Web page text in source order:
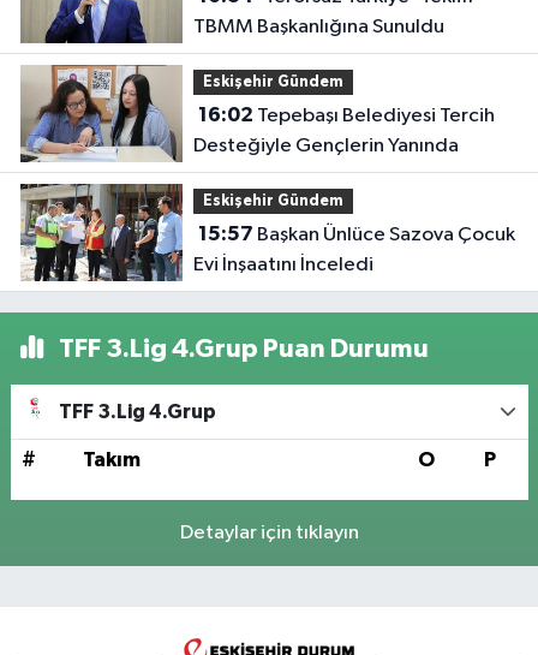
TBMM Başkanlığına Sunuldu
Eskişehir Gündem
16:02
Desteğiyle Gençlerin Yanında
Eskişehir Gündem
15:57
Evi İnşaatını İnceledi
TFF 3.Lig 4.Grup Puan Durumu
TFF 3.Lig 4.Grup
# Takım O P
Detaylar için tıklayın